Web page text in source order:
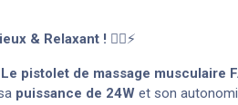
& Relaxant ! 🏋️‍♀️⚡
Le pistolet de massage musculaire
puissance de 24W et son